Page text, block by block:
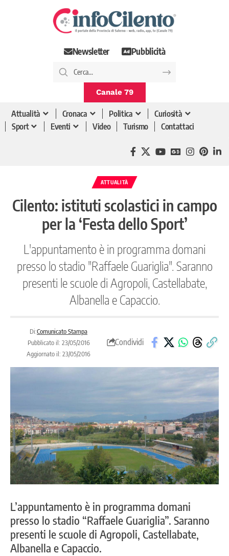
Newsletter Pubblicità
Canale 79
Attualità Cronaca Politica
Curiosità
Sport
Eventi Video Turismo Contattaci
ATTUALITÀ
Cilento: istituti scolastici in campo
per la ‘Festa dello Sport’
L'appuntamento è in programma domani
presso lo stadio "Raffaele Guariglia". Saranno
presenti le scuole di Agropoli, Castellabate,
Albanella e Capaccio.
Di:Comunicato Stampa
Pubblicato il: 23/05/2016
Aggiornato il: 23/05/2016
Condividi
L’appuntamento è in programma domani
presso lo stadio “Raffaele Guariglia”. Saranno
presenti le scuole di Agropoli, Castellabate,
Albanella e Capaccio.